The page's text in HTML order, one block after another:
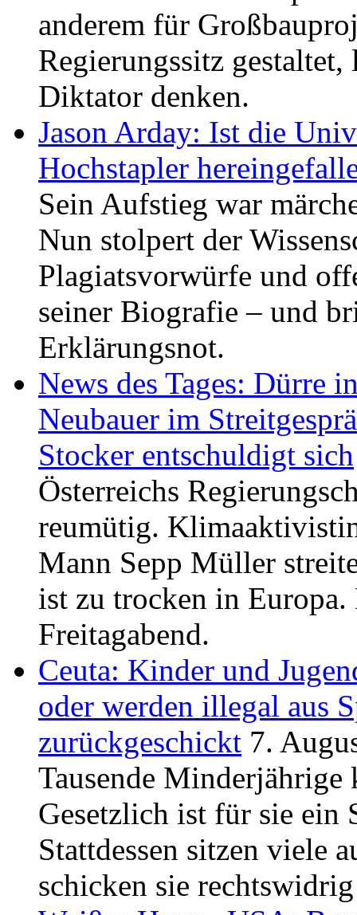
anderem für
Regierungssitz
Diktator denken.
Jason Arday: Ist die
Hochstapler
Sein Aufstieg war
Nun stolpert der
Plagiatsvorwürfe und
seiner Biografie – und
Erklärungsnot.
News des Tages: Dürre
Neubauer im
Stocker entschuldigt sich
Österreichs
reumütig.
Mann Sepp Müller
ist zu trocken in Europa.
Freitagabend.
Ceuta: Kinder und
oder werden illegal aus
zurückgeschickt 7.
Tausende Minderjährige
Gesetzlich ist für sie ein
Stattdessen sitzen viele
schicken sie